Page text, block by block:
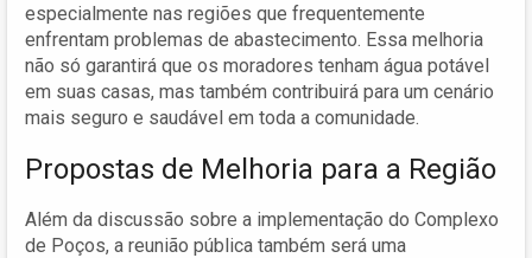
especialmente nas regiões que frequentemente
enfrentam problemas de abastecimento. Essa melhoria
não só garantirá que os moradores tenham água potável
em suas casas, mas também contribuirá para um cenário
mais seguro e saudável em toda a comunidade.
Propostas de Melhoria para a Região
Além da discussão sobre a implementação do Complexo
de Poços, a reunião pública também será uma